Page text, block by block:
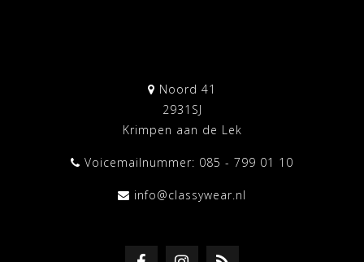
Noord 41
2931SJ
Krimpen aan de Lek
Voicemailnummer: 085 - 799 01 10
info@classywear.nl